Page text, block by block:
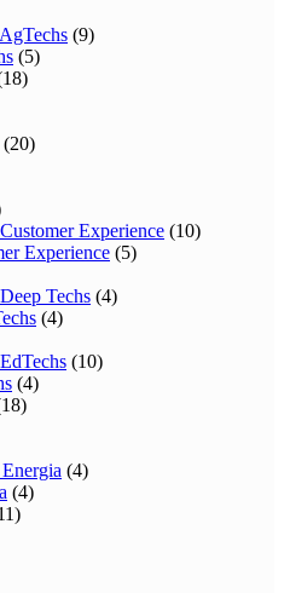
(9)
(5)
(20)
Experience (10)
Experience (5)
Techs (4)
(4)
(10)
(4)
(4)
(4)